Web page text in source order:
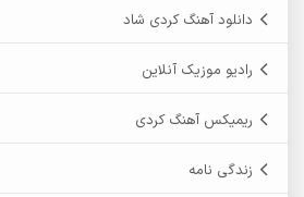
دانلود آهنگ کردی شاد
رادیو موزیک آنلاین
ریمیکس آهنگ کردی
زندگی نامه